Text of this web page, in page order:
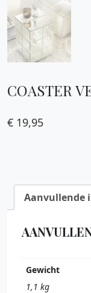
COASTER
€ 19,95
Aanvullende
Gewicht
1,1 kg